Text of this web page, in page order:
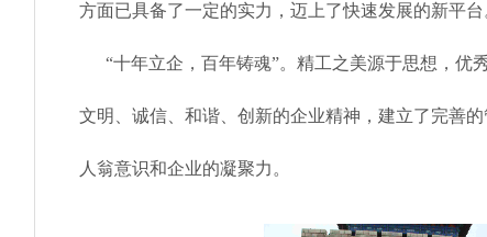
方面已具备了一定的实力，迈上了快速发展的新平台
“十年立企，百年铸魂”。精工之美源于思想，优
文明、诚信、和谐、创新的企业精神，建立了完善
人翁意识和企业的凝聚力。